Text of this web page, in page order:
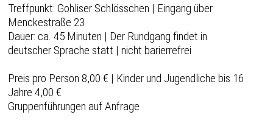
Treffpunkt: Gohliser Schlösschen | Eingang über
Menckestraße 23
Dauer: ca. 45 Minuten | Der Rundgang findet in
deutscher Sprache statt | nicht barierrefrei
Preis pro Person 8,00 € | Kinder und Jugendliche bis 16
Jahre 4,00 €
Gruppenführungen auf Anfrage